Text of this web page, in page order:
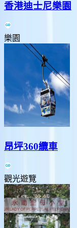
香港迪士尼樂園
樂園
昂坪360纜車
觀光遊覽